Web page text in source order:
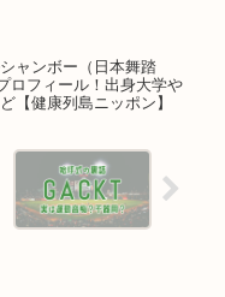
ャンボー（日本舞踏
ロフィール！出身大学や
【健康列島ニッポン】